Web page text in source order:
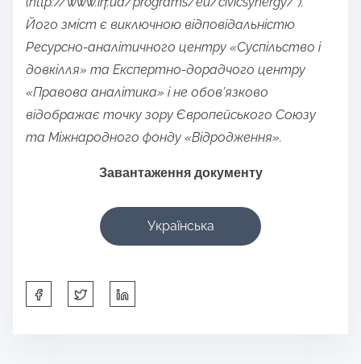
Його зміст є виключною відповідальністю
Ресурсно-аналітичного центру «Суспільство і
довкілля» та Експертно-дорадчого центру
«Правова аналітика» і не обов’язково
відображає точку зору Європейського Союзу
та Міжнародного фонду «Відродження».
Завантаження документу
Українська